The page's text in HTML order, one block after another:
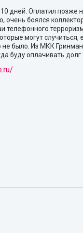
дней. Оплатил позже
очень боялся
телефонного
могут случиться,
не было. Из МКК
буду оплачивать долг.